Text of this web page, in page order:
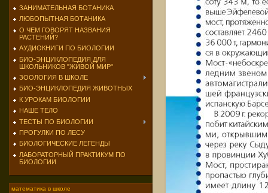
ЗАНИМАТЕЛЬНАЯ БОТАНИКА
ЛЮБОПЫТНАЯ БОТАНИКА
О ЧЕМ ГОВОРЯТ НАЗВАНИЯ
РАСТЕНИЙ?
АУДИОКНИГИ ПО БИОЛОГИИ
БИО-ЭНЦИКЛОПЕДИЯ ДЛЯ
ШКОЛЬНИКОВ "ЖИВОЙ МИР"
ЗООЛОГИЯ В ШКОЛЕ
БИО-ЭНЦИКЛОПЕДИЯ ЖИВОТНЫХ
К УРОКАМ БИОЛОГИИ
НАШЕ ТЕЛО
ТЕСТЫ ПО БИОЛОГИИ
ПРОГУЛКИ ПО ЛЕСУ
БИОЛОГИЧЕСКИЕ ЛЕГЕНДЫ
ЛАБОРАТОРНЫЙ ПРАКТИКУМ ПО
БИОЛОГИИ
математика в школе